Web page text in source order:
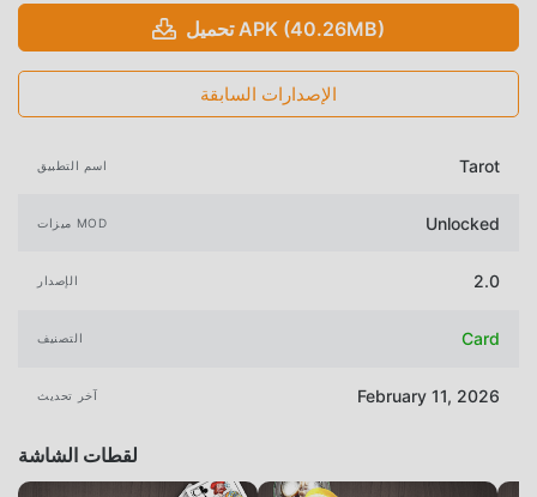
تحميل APK (40.26MB)
الإصدارات السابقة
اسم التطبيق Tarot
ميزات MOD Unlocked
الإصدار 2.0
التصنيف Card
آخر تحديث February 11, 2026
لقطات الشاشة